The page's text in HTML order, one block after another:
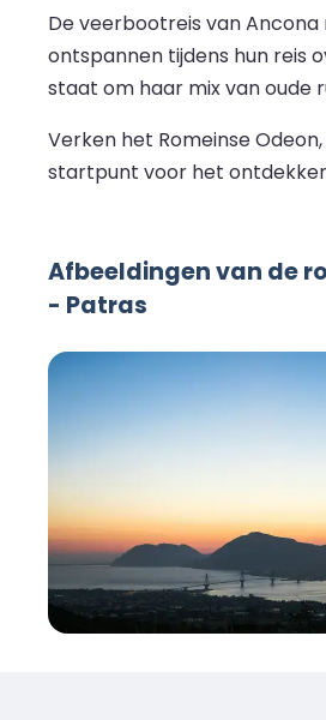
De veerbootreis van
ontspannen tijdens hun reis
staat om haar mix van oude
Verken het Romeinse
startpunt voor het
Afbeeldingen van de
- Patras